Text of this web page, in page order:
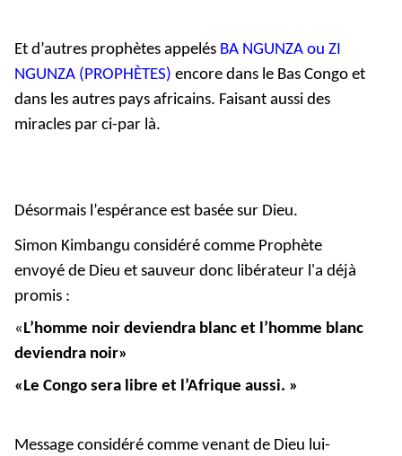
Et d’autres prophètes appelés BA NGUNZA ou ZI
NGUNZA (PROPHÈTES) encore dans le Bas Congo et
dans les autres pays africains. Faisant aussi des
miracles par ci-par là.
Désormais l’espérance est basée sur Dieu.
Simon Kimbangu considéré comme Prophète
envoyé de Dieu et sauveur donc libérateur l'a déjà
promis :
«L’homme noir deviendra blanc et l’homme blanc
deviendra noir»
«Le Congo sera libre et l’Afrique aussi. »
Message considéré comme venant de Dieu lui-